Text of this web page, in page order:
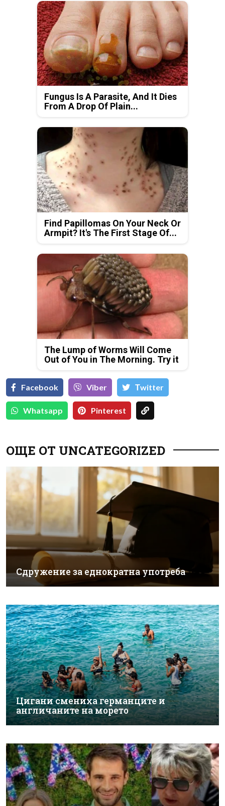
Fungus Is A Parasite, And It Dies
From A Drop Of Plain...
Find Papillomas On Your Neck Or
Armpit? It's The First Stage Of...
The Lump of Worms Will Come
Out of You in The Morning. Try it
Facebook Viber Тwitter
Whatsapp Pinterest
ОЩЕ ОТ UNCATEGORIZED
Сдружение за еднократна употреба
Цигани смениха германците и
англичаните на морето